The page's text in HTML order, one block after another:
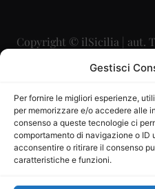
Gestisci
Per fornire le migliori esperienze,
per memorizzare e/o accedere alle
consenso a queste tecnologie ci
comportamento di navigazione o ID
acconsentire o ritirare il consenso
caratteristiche e funzioni.
Copyright © ilSicilia | aut.
29/
Direttore
Direttore